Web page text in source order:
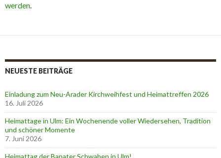
werden.
NEUESTE BEITRÄGE
Einladung zum Neu-Arader Kirchweihfest und Heimattreffen 2026
16. Juli 2026
Heimattage in Ulm: Ein Wochenende voller Wiedersehen, Tradition
und schöner Momente
7. Juni 2026
Heimattag der Banater Schwaben in Ulm!